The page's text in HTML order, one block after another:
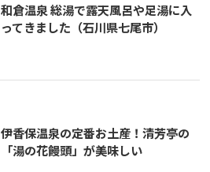
和倉温泉 総湯で露天風呂や足湯に入
ってきました（石川県七尾市）
伊香保温泉の定番お土産！清芳亭の
「湯の花饅頭」が美味しい